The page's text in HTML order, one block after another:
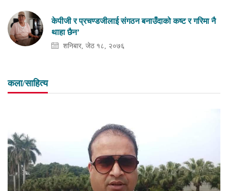
केपीजी र प्रचण्डजीलाई संगठन बनाउँदाको कष्ट र गरिमा नै
थाहा छैन’
शनिबार, जेठ १८, २०७६
कला/साहित्य